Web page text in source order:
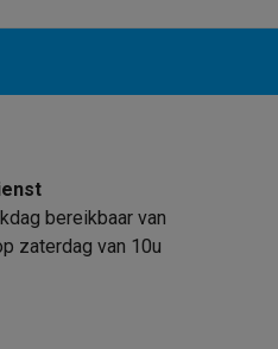
Desktops
bereikbaar van
zaterdag van 10u